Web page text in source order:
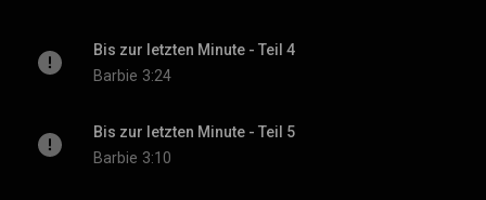
Bis zur letzten Minute - Teil 4
Barbie 3:24
Bis zur letzten Minute - Teil 5
Barbie 3:10